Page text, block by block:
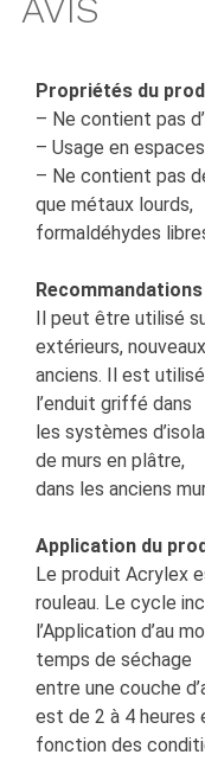
AVIS
Propriétés du
– Ne contient pas
– Usage en
– Ne contient pas
que métaux lourds,
formaldéhydes
Il peut être utilisé
extérieurs,
anciens. Il est
l’enduit griffé dans
les systèmes
de murs en plâtre,
dans les anciens
Application du
Le produit Acrylex
rouleau. Le cycle
l’Application d’au
temps de séchage
entre une couche
est de 2 à 4 heures
fonction des